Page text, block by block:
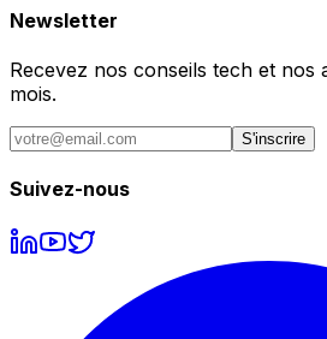
Newsletter
Recevez nos conseils tech et nos
mois.
S'inscrire
Suivez-nous